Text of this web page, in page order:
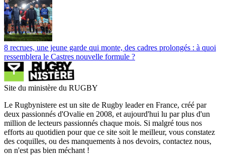
8 recrues, une jeune garde qui monte, des cadres prolongés : à quoi
ressemblera le Castres nouvelle formule ?
Site du ministère du RUGBY
Le Rugbynistere est un site de Rugby leader en France, créé par
deux passionnés d'Ovalie en 2008, et aujourd'hui lu par plus d'un
million de lecteurs passionnés chaque mois. Si malgré tous nos
efforts au quotidien pour que ce site soit le meilleur, vous constatez
des coquilles, ou des manquements à nos devoirs, contactez nous,
on n'est pas bien méchant !